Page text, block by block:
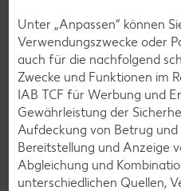
Bowle-Rezepte
Cocktail-Rezepte
Avocado-Rezepte
Erdbeer-Rezepte
Blaubeer-Rezepte
Bananen-Rezepte
Unter „Anpassen“ können
Verwendungszwecke oder
auch für die nachfolgend
Zwecke und Funktionen im
IAB TCF für Werbung und
Gewährleistung der
Aufdeckung von Betrug und
Bereitstellung und Anzeige
Abgleichung und
unterschiedlichen Quellen,